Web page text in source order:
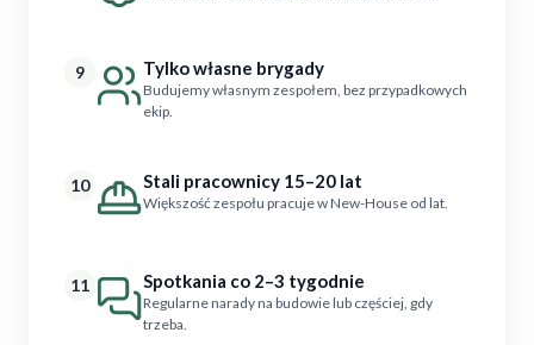
9 Tylko własne brygady
Budujemy własnym zespołem, bez przypadkowych
ekip.
10 Stali pracownicy 15–20 lat
Większość zespołu pracuje w New-House od lat.
11 Spotkania co 2–3 tygodnie
Regularne narady na budowie lub częściej, gdy
trzeba.